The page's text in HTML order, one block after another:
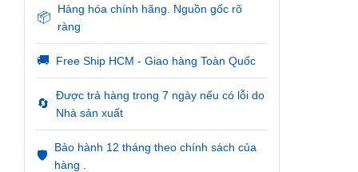
📦
Hàng hóa chính hãng. Nguồn gốc rõ
ràng
🚚 Free Ship HCM - Giao hàng Toàn Quốc
🔄
Được trả hàng trong 7 ngày nếu có lỗi do
Nhà sản xuất
🛡️
Bảo hành 12 tháng theo chính sách của
hàng .